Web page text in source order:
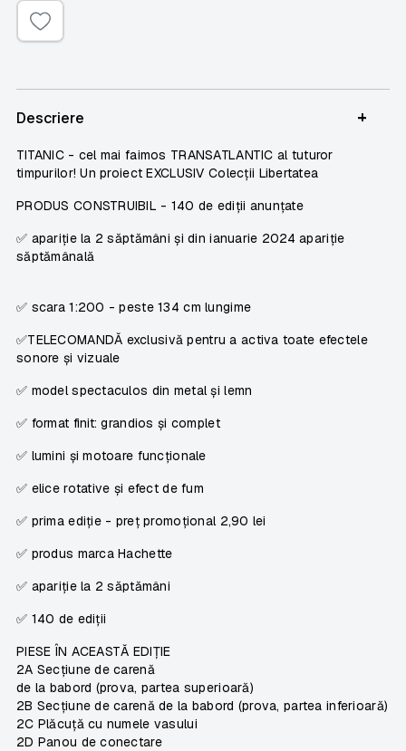
Descriere +
TITANIC- cel mai faimos TRANSATLANTIC al tuturor
timpurilor! Un proiectEXCLUSIV Colecții Libertatea
PRODUS CONSTRUIBIL - 140 de ediții anunțate
✅ apariție la 2 săptămâni și dinianuarie 2024 apariție
săptămânală
✅ scara 1:200 - peste 134 cm lungime
✅TELECOMANDĂ exclusivă pentru a activa toate efectele
sonore și vizuale
✅ model spectaculos din metal și lemn
✅ format finit: grandios și complet
✅ lumini și motoare funcționale
✅ elice rotative și efect de fum
✅ prima ediție - preț promoțional 2,90 lei
✅ produs marcaHachette
✅ apariție la 2 săptămâni
✅ 140 de ediții
PIESE ÎN ACEASTĂ EDIȚIE
2A Secțiune de carenă
de la babord (prova, partea superioară)
2B Secțiune de carenă de la babord (prova, partea inferioară)
2C Plăcuță cu numele vasului
2D Panou de conectare